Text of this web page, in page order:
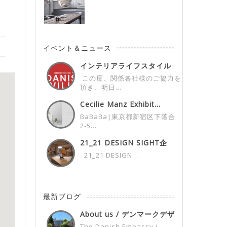
イベント＆ニュース
インテリアライフスタイル
展デンマークパビ...
この度、関係各社様のご協力を
頂き、明日...
Cecilie Manz Exhibit...
BaBaBa|東京都新宿区下落合
2-5...
21_21 DESIGN SIGHT企
21_21 DESIGN ...
最新ブログ
About us / デンマークデザ